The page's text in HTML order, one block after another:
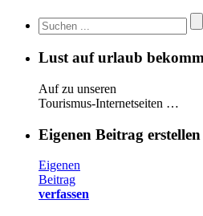
Lust auf urlaub
Auf zu unseren
Tourismus-Internetseiten …
Eigenen Beitrag erstellen
Eigenen
Beitrag
verfassen